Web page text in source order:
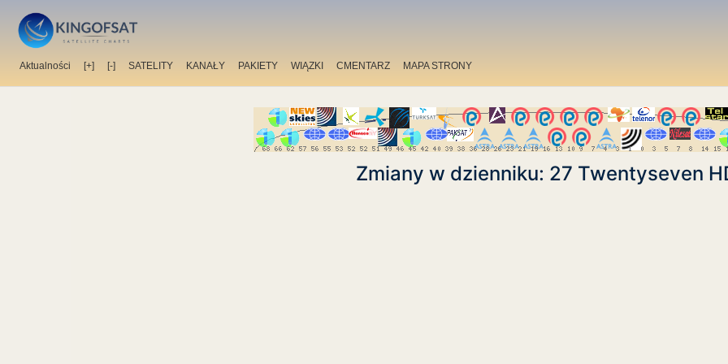
Aktualności [+] [-] SATELITY KANAŁY PAKIETY WIĄZKI CMENTARZ MAPA STRONY
Zmiany w dzienniku: 27 Twentyseven